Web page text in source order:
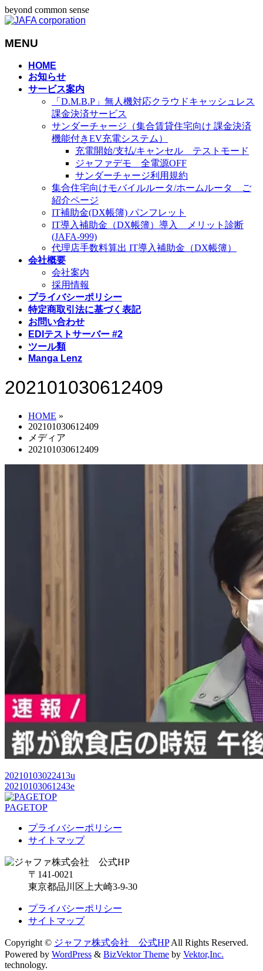
beyond common sense
MENU
HOME
お知らせ
サービス案内
「D.M.B.P」無人機対応クラウドキャッシュレス
課金決済サービス
サンダーチャージ（集合賃貸住宅向け 課金決済
機能付きEV充電システム）
充電開始/支払/キャンセル テストモード
ジャファデモ 全電源OFF
サンダーチャージ利用規約
集合住宅向けモバイルルータ/ホームルータ ご
紹介ページ
IT補助金(DX帳簿) パンフレット
IT導入補助金（DX帳簿）導入 メリット診断
(JAFA-999)
代理店手数料算出 IT導入補助金（DX帳簿）
会社概要
会社案内
採用情報
プライバシーポリシー
特定商取引法に基づく表記
お問い合わせ
EDIテストサーバー #2
ツール類
Manga Lenz
202101030612409
HOME »
202101030612409
メディア
202101030612409
20210103022413u
20210103061243e
PAGETOP
プライバシーポリシー
サイトマップ
〒141-0021
東京都品川区上大崎3-9-30
プライバシーポリシー
サイトマップ
Copyright © ジャファ株式会社 公式HPAll Rights Reserved.
Powered by WordPress & BizVektor Theme by Vektor,Inc.
technology.